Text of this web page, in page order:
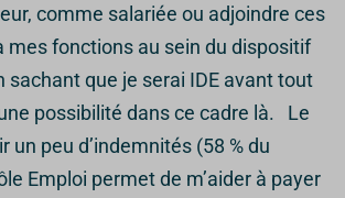
comme salariée ou adjoindre ces
mes fonctions au sein du dispositif
sachant que je serai IDE avant tout
possibilité dans ce cadre là. Le
un peu d’indemnités (58 % du
Emploi permet de m’aider à payer